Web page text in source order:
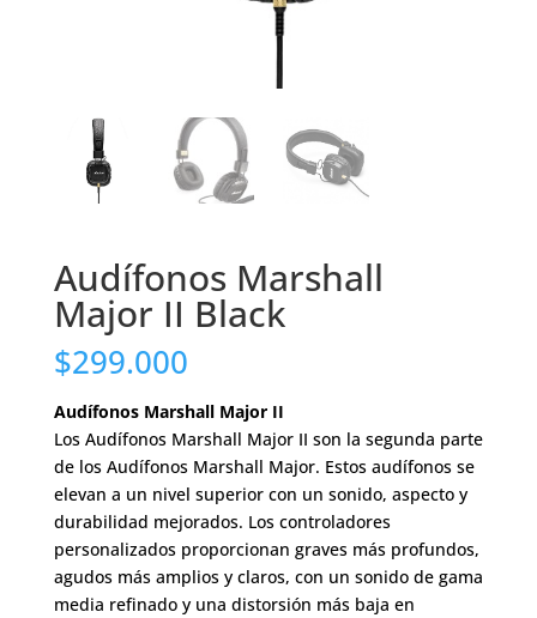
Audífonos Marshall
Major II Black
$299.000
Audífonos Marshall Major II
Los Audífonos Marshall Major II son la segunda parte
de los Audífonos Marshall Major. Estos audífonos se
elevan a un nivel superior con un sonido, aspecto y
durabilidad mejorados. Los controladores
personalizados proporcionan graves más profundos,
agudos más amplios y claros, con un sonido de gama
media refinado y una distorsión más baja en